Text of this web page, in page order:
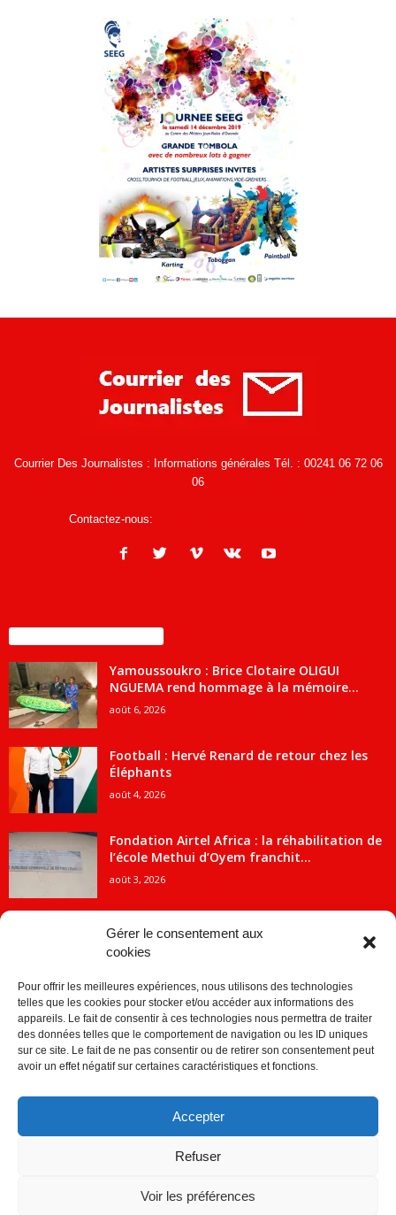
Gérer le consentement aux
cookies
Pour offrir les meilleures expériences, nous utilisons des technologies
telles que les cookies pour stocker et/ou accéder aux informations des
appareils. Le fait de consentir à ces technologies nous permettra de traiter
des données telles que le comportement de navigation ou les ID uniques
sur ce site. Le fait de ne pas consentir ou de retirer son consentement peut
avoir un effet négatif sur certaines caractéristiques et fonctions.
Accepter
Refuser
Voir les préférences
Courrier Des Journalistes : Informations générales Tél. : 00241 06 72 06
06
Contactez-nous:
Yamoussoukro : Brice Clotaire OLIGUI
NGUEMA rend hommage à la mémoire...
août 6, 2026
Football : Hervé Renard de retour chez les
Éléphants
août 4, 2026
Fondation Airtel Africa : la réhabilitation de
l’école Methui d’Oyem franchit...
août 3, 2026
CATÉGORIE POPULAIRE
ACTUALITES
Economie 2091
1840
Société
Sport 859